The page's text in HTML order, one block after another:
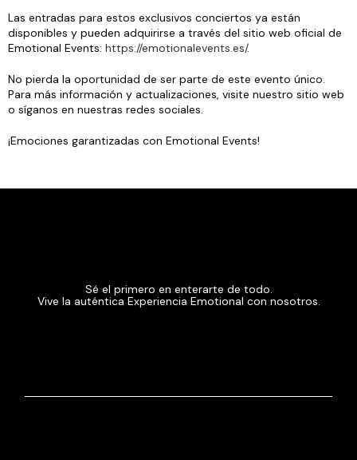
Las entradas para estos exclusivos conciertos ya están
disponibles y pueden adquirirse a través del sitio web oficial de
Emotional Events: https://emotionalevents.es/.
No pierda la oportunidad de ser parte de este evento único.
Para más información y actualizaciones, visite nuestro sitio web
o síganos en nuestras redes sociales.
¡Emociones garantizadas con Emotional Events!
Sé el primero en enterarte de todo.
Vive la auténtica Experiencia Emotional con nosotros.